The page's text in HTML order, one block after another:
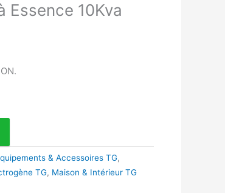
Essence 10Kva
& Accessoires TG,
TG, Maison & Intérieur TG